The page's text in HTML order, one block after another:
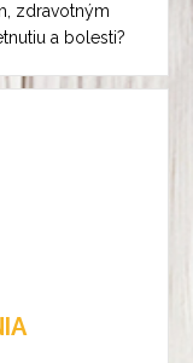
zdravotným
a bolesti?